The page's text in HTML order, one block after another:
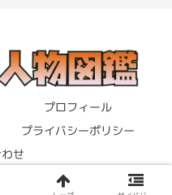
プロフィール
プライバシーポリシー
せ
人物図鑑.